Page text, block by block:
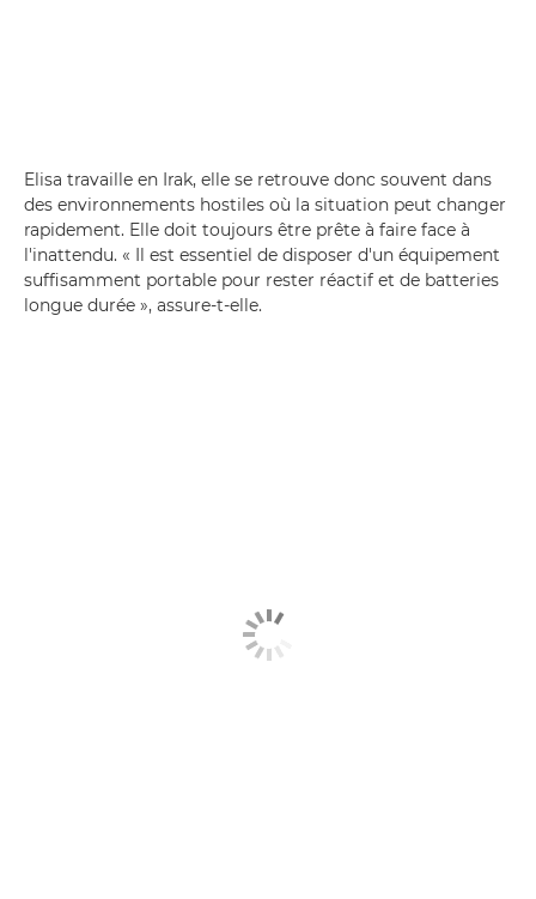
Elisa travaille en Irak, elle se retrouve donc souvent dans
des environnements hostiles où la situation peut changer
rapidement. Elle doit toujours être prête à faire face à
l'inattendu. « Il est essentiel de disposer d'un équipement
suffisamment portable pour rester réactif et de batteries
longue durée », assure-t-elle.